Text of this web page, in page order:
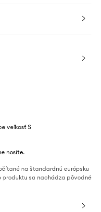
veľkosť S
nosíte.
na štandardnú európsku
sa nachádza pôvodné